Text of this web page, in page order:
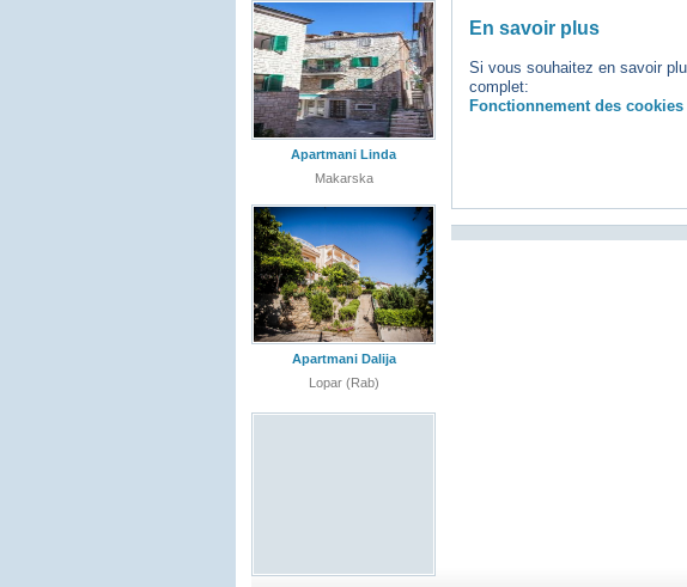
En savoir plus
Si vous souhaitez en savoir
complet:
Fonctionnement des
Apartmani Linda
Makarska
Apartmani Dalija
Lopar (Rab)